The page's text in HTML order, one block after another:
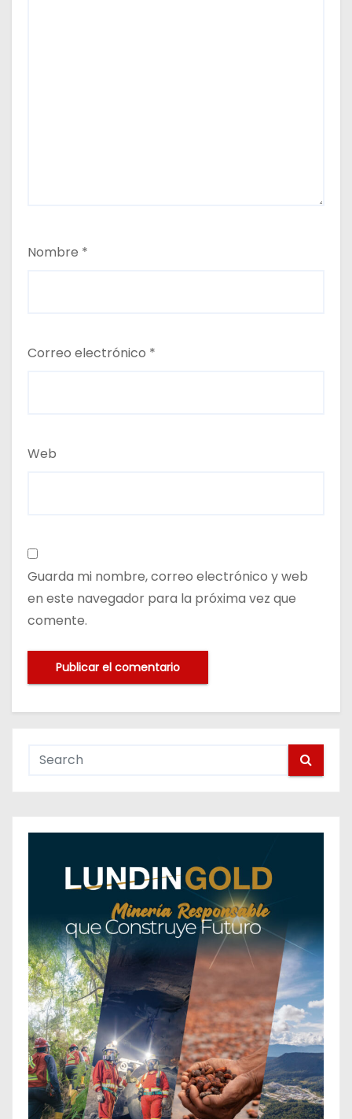
Nombre *
Correo electrónico *
Web
Guarda mi nombre, correo electrónico y web
en este navegador para la próxima vez que
comente.